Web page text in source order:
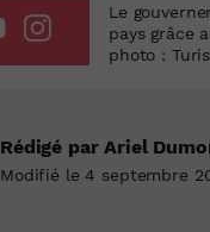
Le
pays grâce
photo :
Rédigé par Ariel
Modifié le 4 septembre